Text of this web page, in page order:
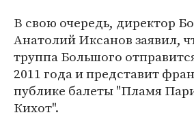
В свою очередь, директор
Анатолий Иксанов заявил,
труппа Большого
2011 года и представит
публике балеты "Пламя
Кихот".